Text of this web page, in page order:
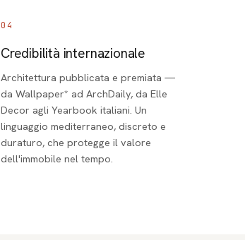
04
Credibilità internazionale
Architettura pubblicata e premiata —
da Wallpaper* ad ArchDaily, da Elle
Decor agli Yearbook italiani. Un
linguaggio mediterraneo, discreto e
duraturo, che protegge il valore
dell'immobile nel tempo.